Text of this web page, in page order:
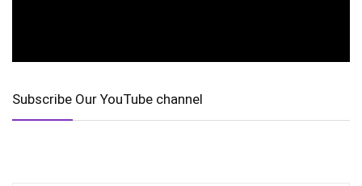
Subscribe Our YouTube channel